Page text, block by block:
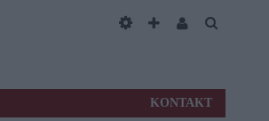
KONTAKT